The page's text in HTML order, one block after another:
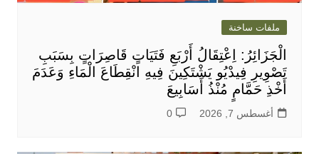
ملفات ساخنة
الْجَزَائِرُ: اِعْتِقَالُ أَرْبَعِ فَتَيَاتٍ قَاصِرَاتٍ بِسَبَبِ
تَصْوِيرِ فِيدْيُو يَشْتَكِينَ فِيهِ انْقِطَاعَ الْمَاءِ وَعَدَمَ
أَخْذِ حَمَّامٍ مُنْذُ أَسَابِيعَ
أغسطس 7, 2026 0